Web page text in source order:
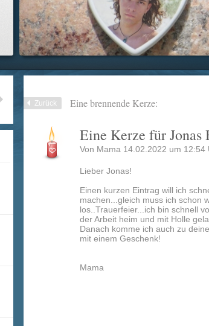
Zurück Eine brennende Kerze:
Eine Kerze für Jonas
Von Mama 14.02.2022 um 12:54
Lieber Jonas!
Einen kurzen Eintrag will ich
machen...gleich muss ich schon
los..Trauerfeier...ich bin schnell
der Arbeit heim und mit Holle
Danach komme ich auch zu
mit einem Geschenk!
Mama